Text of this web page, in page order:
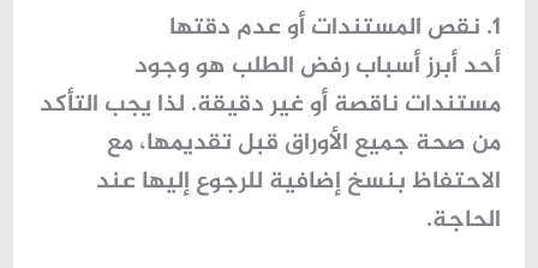
1. نقص المستندات أو عدم دقتها
أحد أبرز أسباب رفض الطلب هو وجود
مستندات ناقصة أو غير دقيقة. لذا يجب التأكد
من صحة جميع الأوراق قبل تقديمها، مع
الاحتفاظ بنسخ إضافية للرجوع إليها عند
الحاجة.